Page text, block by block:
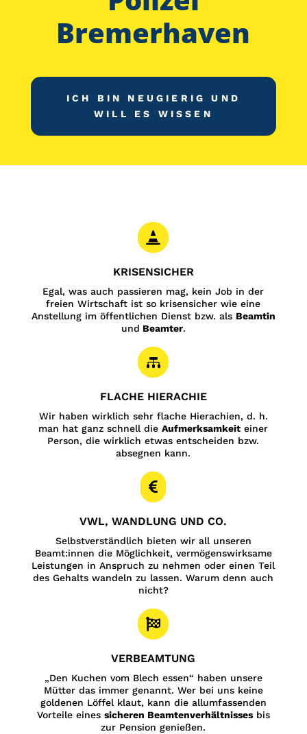
Bremerhaven
ICH BIN NEUGIERIG UND
WILL ES WISSEN

KRISENSICHER
Egal, was auch passieren mag, kein Job in der
freien Wirtschaft ist so krisensicher wie eine
Anstellung im öffentlichen Dienst bzw. als Beamtin
und Beamter.

FLACHE HIERACHIE
Wir haben wirklich sehr flache Hierachien, d. h.
man hat ganz schnell dieAufmerksamkeit einer
Person, die wirklich etwas entscheiden bzw.
absegnen kann.

VWL, WANDLUNG UND CO.
Selbstverständlich bieten wir all unseren
Beamt:innen die Möglichkeit, vermögenswirksame
Leistungen in Anspruch zu nehmen oder einen Teil
des Gehalts wandeln zu lassen. Warum denn auch
nicht?

VERBEAMTUNG
„Den Kuchen vom Blech essen“ haben unsere
Mütter das immer genannt. Wer bei uns keine
goldenen Löffel klaut, kann die allumfassenden
Vorteile eines sicheren Beamtenverhältnissesbis
zur Pension genießen.